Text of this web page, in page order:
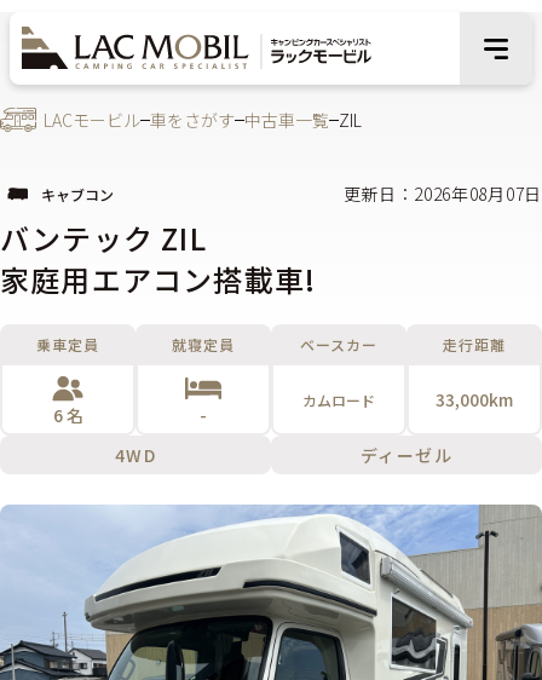
LACモービル 車をさがす 中古車一覧 ZIL
キャブコン 更新日：2026年08月07日
バンテック ZIL
家庭用エアコン搭載車!
乗車定員
6 名
就寝定員
-
ベースカー
カムロード
走行距離
33,000km
4WD ディーゼル